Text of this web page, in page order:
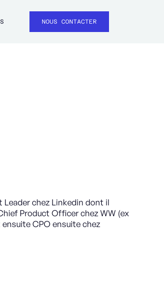
NOUS CONTACTER
Leader chez Linkedin dont il
Product Officer chez WW (ex
CPO ensuite chez